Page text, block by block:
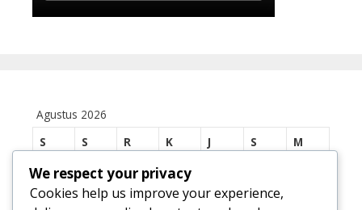
Agustus 2026
S
S R K J S
M
3
4 5 6 8
We respect your privacy
Cookies help us improve your experience,